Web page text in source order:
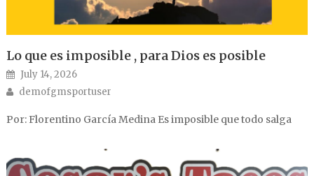
Lo que es imposible , para Dios es posible
Posted on
July 14, 2026
Author
demofgmsportuser
Por: Florentino García Medina Es imposible que todo salga